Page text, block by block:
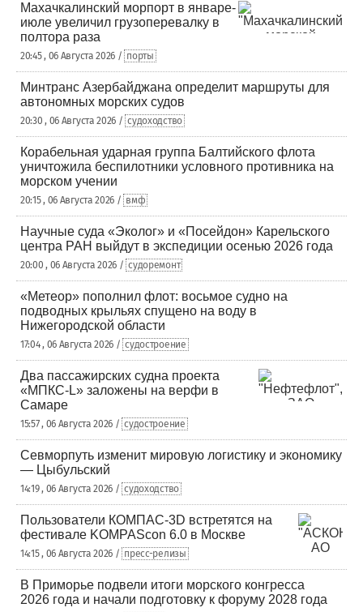
Махачкалинский морпорт в январе-
июле увеличил грузоперевалку в
полтора раза
20:45 , 06 Августа 2026 / порты
Минтранс Азербайджана определит маршруты для
автономных морских судов
20:30 , 06 Августа 2026 / судоходство
Корабельная ударная группа Балтийского флота
уничтожила беспилотники условного противника на
морском учении
20:15 , 06 Августа 2026 / вмф
Научные суда «Эколог» и «Посейдон» Карельского
центра РАН выйдут в экспедиции осенью 2026 года
20:00 , 06 Августа 2026 / судоремонт
«Метеор» пополнил флот: восьмое судно на
подводных крыльях спущено на воду в
Нижегородской области
17:04 , 06 Августа 2026 / судостроение
Два пассажирских судна проекта
«МПКС-L» заложены на верфи в
Самаре
15:57 , 06 Августа 2026 / судостроение
Севморпуть изменит мировую логистику и экономику
— Цыбульский
14:19 , 06 Августа 2026 / судоходство
Пользователи КОМПАС-3D встретятся на
фестивале KOMPAScon 6.0 в Москве
14:15 , 06 Августа 2026 / пресс-релизы
В Приморье подвели итоги морского конгресса
2026 года и начали подготовку к форуму 2028 года